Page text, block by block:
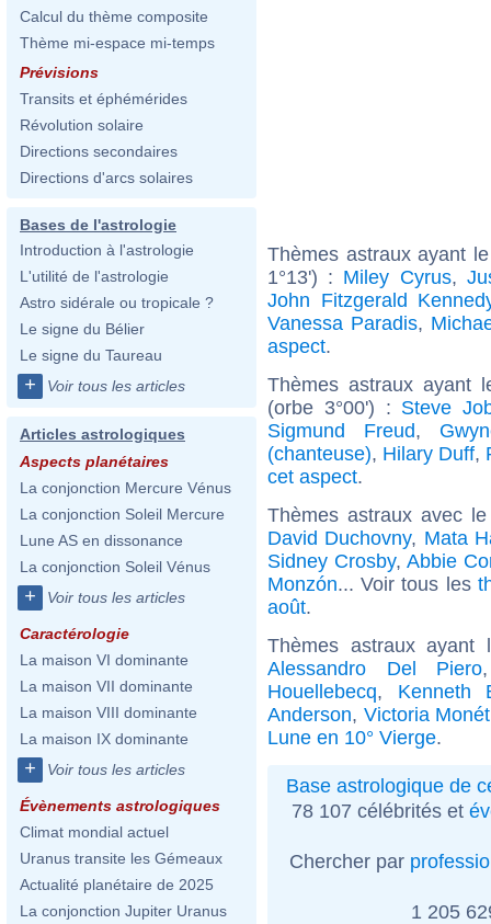
Calcul du thème composite
Thème mi-espace mi-temps
Prévisions
Transits et éphémérides
Révolution solaire
Directions secondaires
Directions d'arcs solaires
Bases de l'astrologie
Introduction à l'astrologie
L'utilité de l'astrologie
Astro sidérale ou tropicale ?
Le signe du Bélier
Le signe du Taureau
+ Voir tous les articles
Articles astrologiques
Aspects planétaires
La conjonction Mercure Vénus
La conjonction Soleil Mercure
Lune AS en dissonance
La conjonction Soleil Vénus
+ Voir tous les articles
Caractérologie
La maison VI dominante
La maison VII dominante
La maison VIII dominante
La maison IX dominante
+ Voir tous les articles
Évènements astrologiques
Climat mondial actuel
Uranus transite les Gémeaux
Actualité planétaire de 2025
La conjonction Jupiter Uranus
Thèmes astraux ayant
1°13') : Miley Cyrus,
John Fitzgerald
Vanessa Paradis,
aspect.
Thèmes astraux ayant
(orbe 3°00') : Steve
Sigmund Freud,
(chanteuse), Hilary Duff,
cet aspect.
Thèmes astraux avec
David Duchovny, Mata
Sidney Crosby, Abbie
Monzón... Voir tous les
août.
Thèmes astraux
Alessandro Del Piero
Houellebecq, Kenneth
Anderson, Victoria Monét
Lune en 10° Vierge.
Base astrologique de
78 107 célébrités et
Chercher par
1 205